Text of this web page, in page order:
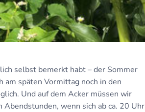
selbst bemerkt habt – der Sommer
späten Vormittag noch in den
Und auf dem Acker müssen wir
wenn sich ab ca. 20 Uhr